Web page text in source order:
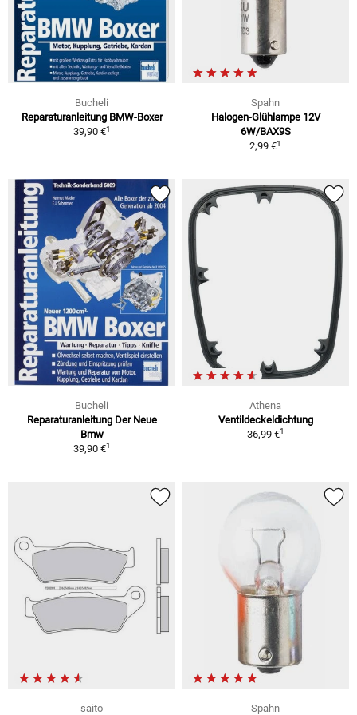
Bucheli
Reparaturanleitung BMW-Boxer
39,90 €1
Spahn
Halogen-Glühlampe 12V
6W/BAX9S
2,99 €1
Bucheli
Reparaturanleitung Der Neue
Bmw
39,90 €1
Athena
Ventildeckeldichtung
36,99 €1
saito
Spahn